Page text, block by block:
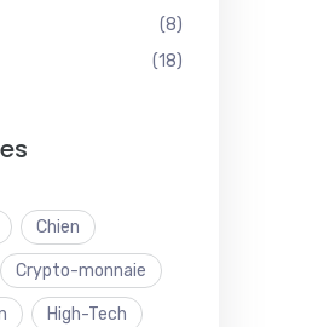
(8)
(18)
Chien
Crypto-monnaie
High-Tech